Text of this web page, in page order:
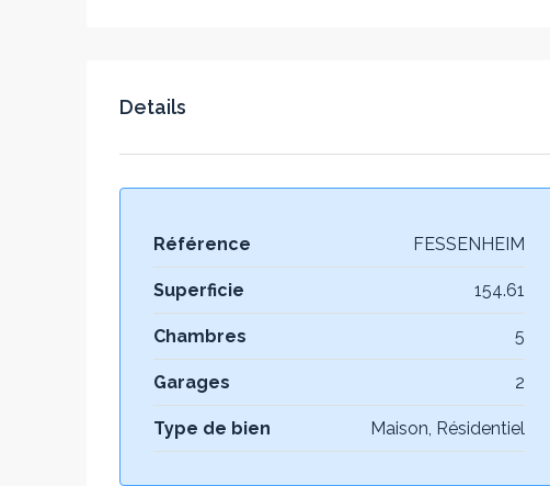
Details
Référence FESSENHEIM
Superficie 154.61
Chambres 5
Garages 2
Type de bien Maison, Résidentiel